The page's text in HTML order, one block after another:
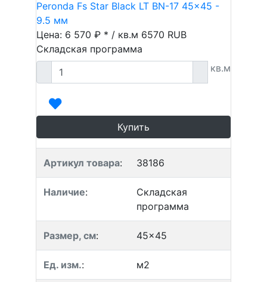
Peronda Fs Star Black LT BN-17 45x45 -
9.5 мм
Цена: 6 570 ₽ * / кв.м 6570 RUB
Складская программа
кв.м
Купить
Артикул товара: 38186
Наличие:
Складская
программа
Размер, см: 45x45
Ед. изм.: м2